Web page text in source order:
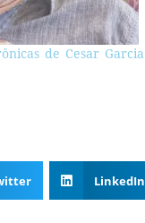
de Cesar Garcia
LinkedIn